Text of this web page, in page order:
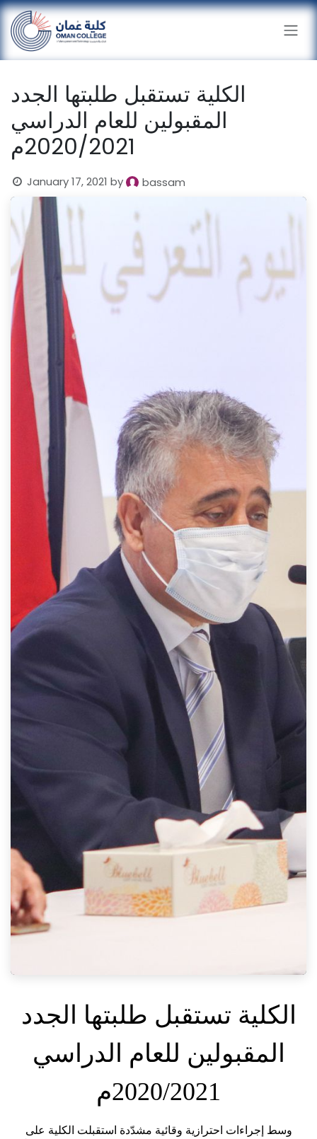
Skip to Content
الكلية تستقبل طلبتها الجدد
المقبولين للعام الدراسي
2020/2021م
January 17, 2021 by bassam
الكلية تستقبل طلبتها الجدد
المقبولين للعام الدراسي
2020/2021م
وسط إجراءات احترازية وقائية مشدّدة استقبلت الكلية على